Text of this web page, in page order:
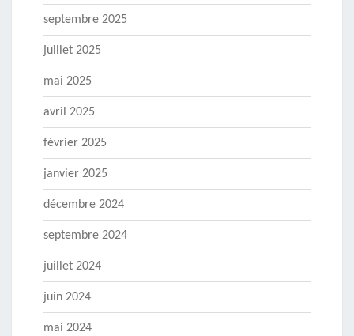
septembre 2025
juillet 2025
mai 2025
avril 2025
février 2025
janvier 2025
décembre 2024
septembre 2024
juillet 2024
juin 2024
mai 2024